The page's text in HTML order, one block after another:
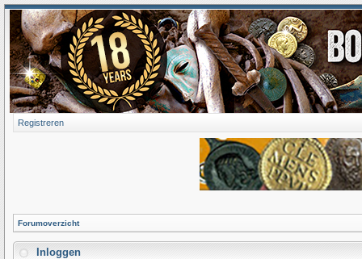
Registreren
Forumoverzicht
Inloggen